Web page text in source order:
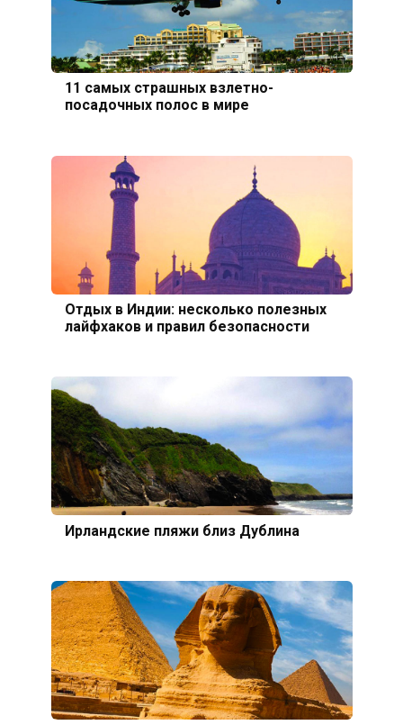
11 самых страшных взлетно-
посадочных полос в мире
Отдых в Индии: несколько полезных
лайфхаков и правил безопасности
Ирландские пляжи близ Дублина